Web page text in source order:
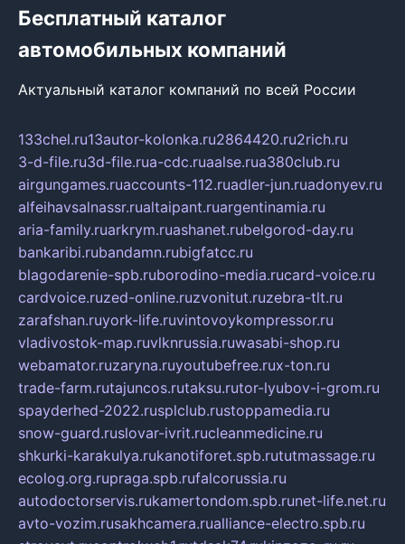
Бесплатный каталог
автомобильных компаний
Актуальный каталог компаний по всей России
133chel.ru13autor-kolonka.ru2864420.ru2rich.ru
3-d-file.ru3d-file.rua-cdc.ruaalse.rua380club.ru
airgungames.ruaccounts-112.ruadler-jun.ruadonyev.ru
alfeihavsalnassr.rualtaipant.ruargentinamia.ru
aria-family.ruarkrym.ruashanet.rubelgorod-day.ru
bankaribi.rubandamn.rubigfatcc.ru
blagodarenie-spb.ruborodino-media.rucard-voice.ru
cardvoice.ruzed-online.ruzvonitut.ruzebra-tlt.ru
zarafshan.ruyork-life.ruvintovoykompressor.ru
vladivostok-map.ruvlknrussia.ruwasabi-shop.ru
webamator.ruzaryna.ruyoutubefree.rux-ton.ru
trade-farm.rutajuncos.rutaksu.rutor-lyubov-i-grom.ru
spayderhed-2022.rusplclub.rustoppamedia.ru
snow-guard.ruslovar-ivrit.rucleanmedicine.ru
shkurki-karakulya.rukanotiforet.spb.rututmassage.ru
ecolog.org.rupraga.spb.rufalcorussia.ru
autodoctorservis.rukamertondom.spb.runet-life.net.ru
avto-vozim.rusakhcamera.rualliance-electro.spb.ru